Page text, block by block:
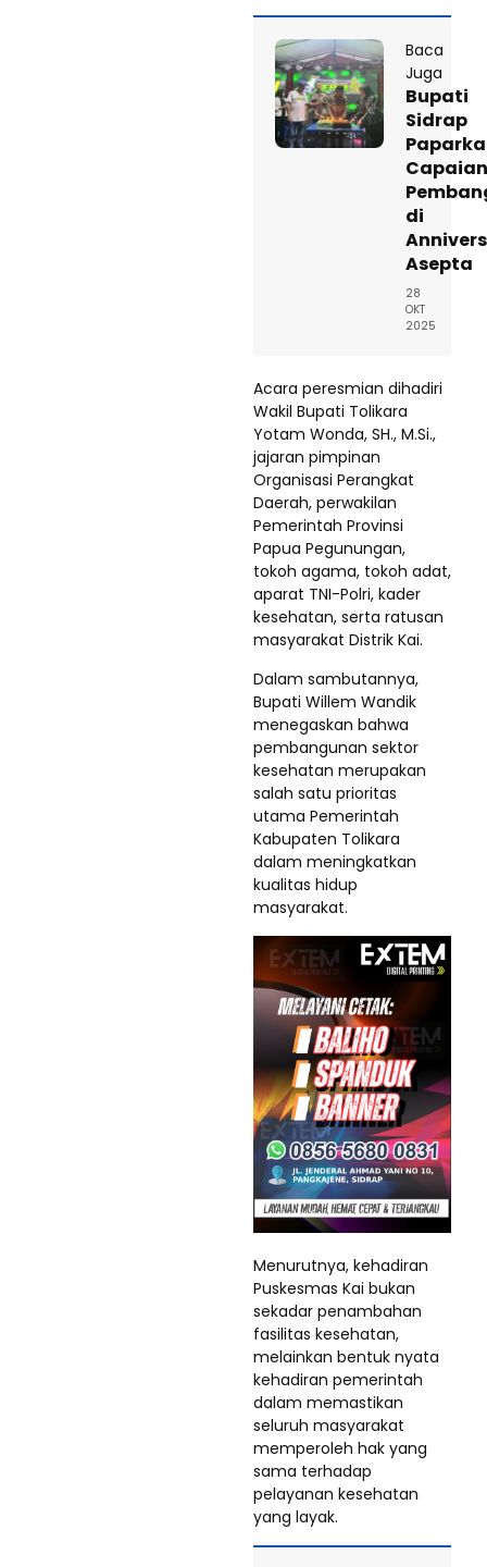
Baca
Juga
Bupati
Sidrap
Capaian
di
Asepta
28
OKT
2025
Acara peresmian dihadiri
Wakil Bupati Tolikara
Yotam Wonda, SH., M.Si.,
jajaran pimpinan
Organisasi Perangkat
Daerah, perwakilan
Pemerintah Provinsi
Papua Pegunungan,
tokoh agama, tokoh adat,
aparat TNI-Polri, kader
kesehatan, serta ratusan
masyarakat Distrik Kai.
Dalam sambutannya,
Bupati Willem Wandik
menegaskan bahwa
pembangunan sektor
kesehatan merupakan
salah satu prioritas
utama Pemerintah
Kabupaten Tolikara
dalam meningkatkan
kualitas hidup
masyarakat.
Menurutnya, kehadiran
Puskesmas Kai bukan
sekadar penambahan
fasilitas kesehatan,
melainkan bentuk nyata
kehadiran pemerintah
dalam memastikan
seluruh masyarakat
memperoleh hak yang
sama terhadap
pelayanan kesehatan
yang layak.